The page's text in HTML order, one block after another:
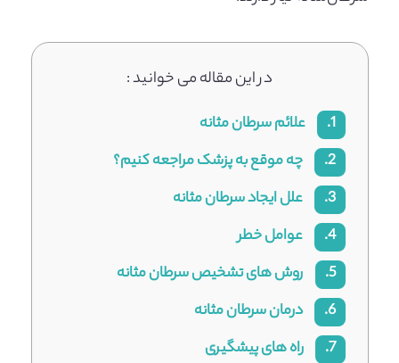
در این مقاله می خوانید :
1.
علائم سرطان مثانه
2.
چه موقع به پزشک مراجعه کنیم؟
3.
علل ایجاد سرطان مثانه
4.
عوامل خطر
5.
روش های تشخیص سرطان مثانه
6.
درمان سرطان مثانه
7.
راه های پیشگیری